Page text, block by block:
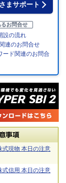
まサポート
るお問合せ
設の流れ
連のお問合せ
ード関連のお問合
式現物 本日の注意
式信用 本日の注意